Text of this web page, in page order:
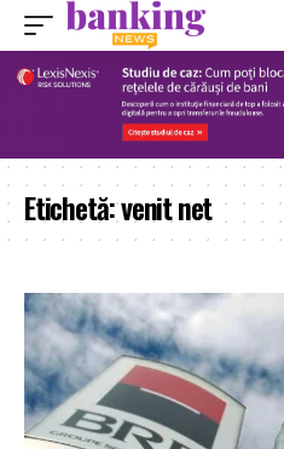
Etichetă:venit net